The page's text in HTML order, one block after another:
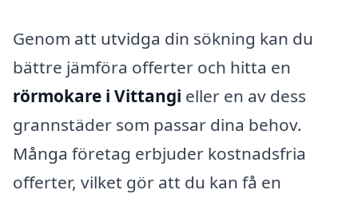
Genom att utvidga din sökning kan du
bättre jämföra offerter och hitta en
rörmokare i Vittangi eller en av dess
grannstäder som passar dina behov.
Många företag erbjuder kostnadsfria
offerter, vilket gör att du kan få en